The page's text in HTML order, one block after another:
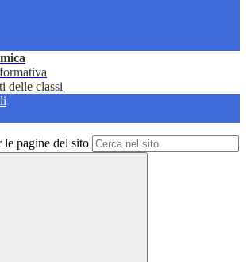
delle classi
le pagine del sito